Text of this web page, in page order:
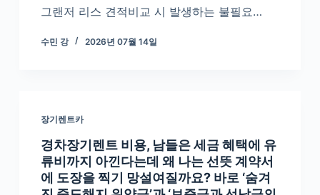
그랜저 리스 견적비교 시 발생하는 불필요…
수민 강 2026년 07월 14일
장기렌트카
경차장기렌트 비용, 남들은 세금 혜택에 유
류비까지 아낀다는데 왜 나는 선뜻 계약서
에 도장을 찍기 망설여질까요? 바로 ‘숨겨